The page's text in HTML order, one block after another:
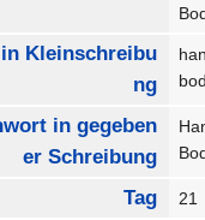
Kleinschreibu
ng
in gegeben
er Schreibung
Tag